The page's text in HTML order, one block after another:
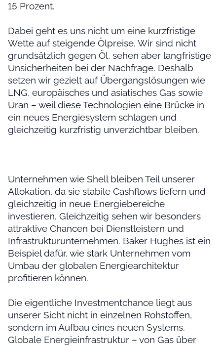
15 Prozent.
Dabei geht es uns nicht um eine kurzfristige
Wette auf steigende Ölpreise. Wir sind nicht
grundsätzlich gegen Öl, sehen aber langfristige
Unsicherheiten bei der Nachfrage. Deshalb
setzen wir gezielt auf Übergangslösungen wie
LNG, europäisches und asiatisches Gas sowie
Uran – weil diese Technologien eine Brücke in
ein neues Energiesystem schlagen und
gleichzeitig kurzfristig unverzichtbar bleiben.
Unternehmen wie Shell bleiben Teil unserer
Allokation, da sie stabile Cashflows liefern und
gleichzeitig in neue Energiebereiche
investieren. Gleichzeitig sehen wir besonders
attraktive Chancen bei Dienstleistern und
Infrastrukturunternehmen. Baker Hughes ist ein
Beispiel dafür, wie stark Unternehmen vom
Umbau der globalen Energiearchitektur
profitieren können.
Die eigentliche Investmentchance liegt aus
unserer Sicht nicht in einzelnen Rohstoffen,
sondern im Aufbau eines neuen Systems.
Globale Energieinfrastruktur – von Gas über